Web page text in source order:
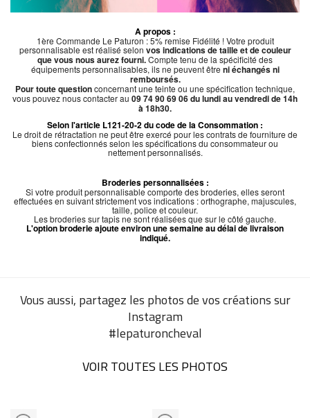
A propos :
1ère Commande Le Paturon : 5% remise Fidélité ! Votre produit
personnalisable est réalisé selon vos indications de taille et de couleur
que vous nous aurez fourni.Compte tenu de la spécificité des
équipements personnalisables, ils ne peuvent être ni échangés ni
remboursés.
Pour toute questionconcernant une teinte ou une spécification technique,
vous pouvez nous contacter au 09 74 90 69 06 du lundi au vendredi de 14h
à 18h30.
Selon l'article L121-20-2 du code de la Consommation :
Le droit de rétractation ne peut être exercé pour les contrats de fourniture de
biens confectionnés selon les spécifications du consommateur ou
nettement personnalisés.
Broderies personnalisées :
Si votre produit personnalisable comporte des broderies, elles seront
effectuées en suivant strictement vos indications : orthographe, majuscules,
taille, police et couleur.
Les broderies sur tapis ne sont réalisées que sur le côté gauche.
L'option broderie ajoute environ une semaine au délai de livraison
indiqué.
Vous aussi, partagez les photos de vos créations sur
Instagram
#lepaturoncheval
VOIR TOUTES LES PHOTOS